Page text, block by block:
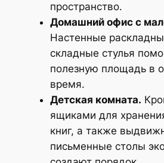
пространство.
Домашний офис с
Настенные
складные стулья
полезную площадь в
время.
Детская комната.
ящиками для
книг, а также
письменные столы